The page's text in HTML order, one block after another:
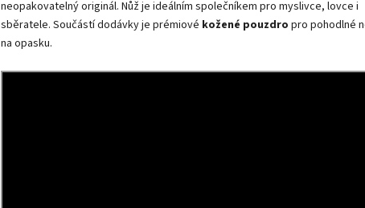
neopakovatelný originál. Nůž je ideálním společníkem pro myslivce, lovce i
sběratele. Součástí dodávky je prémiové kožené pouzdro pro pohodlné
na opasku.